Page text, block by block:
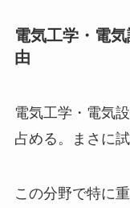
電気工学・電
由
電気工学・電気
占める。まさに
この分野で特に